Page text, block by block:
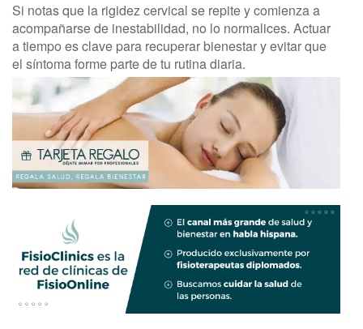
Si notas que la rigidez cervical se repite y comienza a
acompañarse de inestabilidad, no lo normalices. Actuar
a tiempo es clave para recuperar bienestar y evitar que
el síntoma forme parte de tu rutina diaria.